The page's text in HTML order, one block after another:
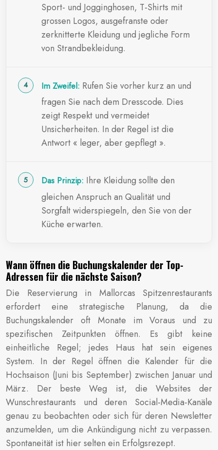
Sport- und Jogginghosen, T-Shirts mit
grossen Logos, ausgefranste oder
zerknitterte Kleidung und jegliche Form
von Strandbekleidung.
Im Zweifel: Rufen Sie vorher kurz an und
fragen Sie nach dem Dresscode. Dies
zeigt Respekt und vermeidet
Unsicherheiten. In der Regel ist die
Antwort « leger, aber gepflegt ».
Das Prinzip: Ihre Kleidung sollte den
gleichen Anspruch an Qualität und
Sorgfalt widerspiegeln, den Sie von der
Küche erwarten.
Wann öffnen die Buchungskalender der Top-
Adressen für die nächste Saison?
Die Reservierung in Mallorcas Spitzenrestaurants
erfordert eine strategische Planung, da die
Buchungskalender oft Monate im Voraus und zu
spezifischen Zeitpunkten öffnen. Es gibt keine
einheitliche Regel; jedes Haus hat sein eigenes
System. In der Regel öffnen die Kalender für die
Hochsaison (Juni bis September) zwischen Januar und
März. Der beste Weg ist, die Websites der
Wunschrestaurants und deren Social-Media-Kanäle
genau zu beobachten oder sich für deren Newsletter
anzumelden, um die Ankündigung nicht zu verpassen.
Spontaneität ist hier selten ein Erfolgsrezept.